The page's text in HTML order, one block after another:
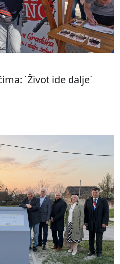
´Život ide dalje´